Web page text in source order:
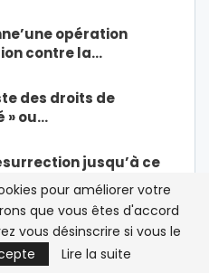
opération
contre la…
des droits de
» ou…
jusqu’à ce
Maroc: « Cette
pour améliorer votre
que vous êtes d'accord
vous désinscrire si vous le
Lire la suite